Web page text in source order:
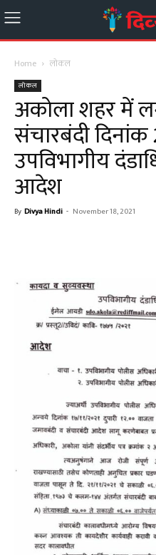
Home लोकल
लोकल
अकोला शहर में
संचारबंदी
उपविभागीय
आदेश
By Divya Hindi - November 18, 2021